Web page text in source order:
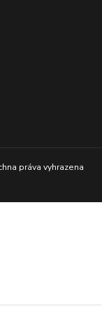
práva vyhrazena